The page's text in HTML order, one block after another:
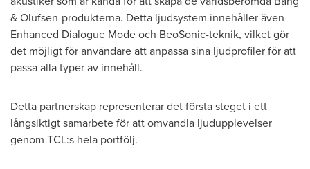
& Olufsen-produkterna. Detta ljudsystem innehåller även
Enhanced Dialogue Mode och BeoSonic-teknik, vilket gör
det möjligt för användare att anpassa sina ljudprofiler för att
passa alla typer av innehåll.
Detta partnerskap representerar det första steget i ett
långsiktigt samarbete för att omvandla ljudupplevelser
genom TCL:s hela portfölj.